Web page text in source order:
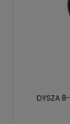
DYSZA